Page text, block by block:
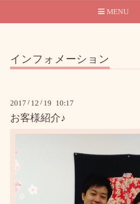
MENU
インフォメーション
2017 / 12 / 19 10:17
お客様紹介♪